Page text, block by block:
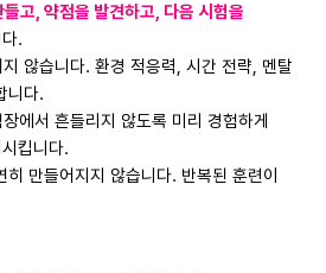
고, 약점을 발견하고, 다음 시험을
.
않습니다. 환경 적응력, 시간 전략, 멘탈
니다.
에서 흔들리지 않도록 미리 경험하게
킵니다.
히 만들어지지 않습니다. 반복된 훈련이